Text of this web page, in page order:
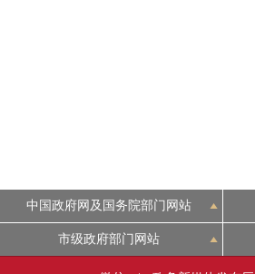
中国政府网及国务院部门网站
市级政府部门网站